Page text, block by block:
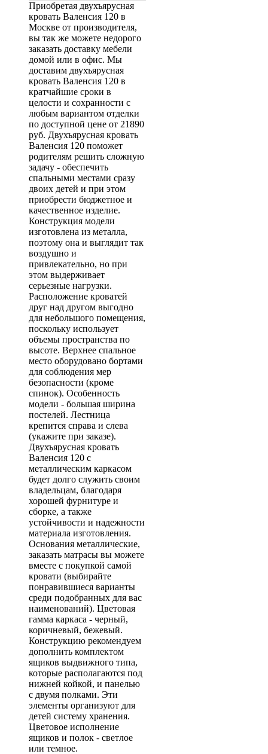
Приобретая двухъярусная
кровать Валенсия 120 в
Москве от производителя,
вы так же можете недорого
заказать доставку мебели
домой или в офис. Мы
доставим двухъярусная
кровать Валенсия 120 в
кратчайшие сроки в
целости и сохранности с
любым вариантом отделки
по доступной цене от 21890
руб. Двухъярусная кровать
Валенсия 120 поможет
родителям решить сложную
задачу - обеспечить
спальными местами сразу
двоих детей и при этом
приобрести бюджетное и
качественное изделие.
Конструкция модели
изготовлена из металла,
поэтому она и выглядит так
воздушно и
привлекательно, но при
этом выдерживает
серьезные нагрузки.
Расположение кроватей
друг над другом выгодно
для небольшого помещения,
поскольку использует
объемы пространства по
высоте. Верхнее спальное
место оборудовано бортами
для соблюдения мер
безопасности (кроме
спинок). Особенность
модели - большая ширина
постелей. Лестница
крепится справа и слева
(укажите при заказе).
Двухъярусная кровать
Валенсия 120 с
металлическим каркасом
будет долго служить своим
владельцам, благодаря
хорошей фурнитуре и
сборке, а также
устойчивости и надежности
материала изготовления.
Основания металлические,
заказать матрасы вы можете
вместе с покупкой самой
кровати (выбирайте
понравившиеся варианты
среди подобранных для вас
наименований). Цветовая
гамма каркаса - черный,
коричневый, бежевый.
Конструкцию рекомендуем
дополнить комплектом
ящиков выдвижного типа,
которые располагаются под
нижней койкой, и панелью
с двумя полками. Эти
элементы организуют для
детей систему хранения.
Цветовое исполнение
ящиков и полок - светлое
или темное.